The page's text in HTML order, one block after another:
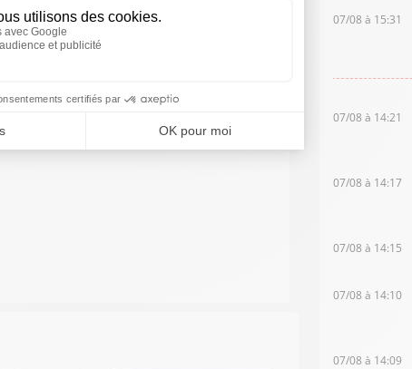
07/08 à 15:31
07/08 à 14:21
07/08 à 14:17
07/08 à 14:15
07/08 à 14:10
07/08 à 14:09